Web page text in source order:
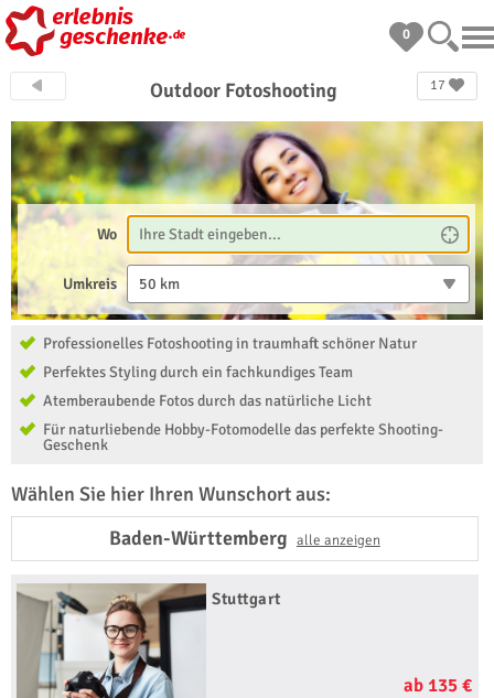
0
17
Outdoor Fotoshooting
Wo
Umkreis 50 km
Professionelles Fotoshooting in traumhaft schöner Natur
Perfektes Styling durch ein fachkundiges Team
Atemberaubende Fotos durch das natürliche Licht
Für naturliebende Hobby-Fotomodelle das perfekte Shooting-
Geschenk
Wählen Sie hier Ihren Wunschort aus:
Baden-Württemberg alle anzeigen
Stuttgart
ab 135 €